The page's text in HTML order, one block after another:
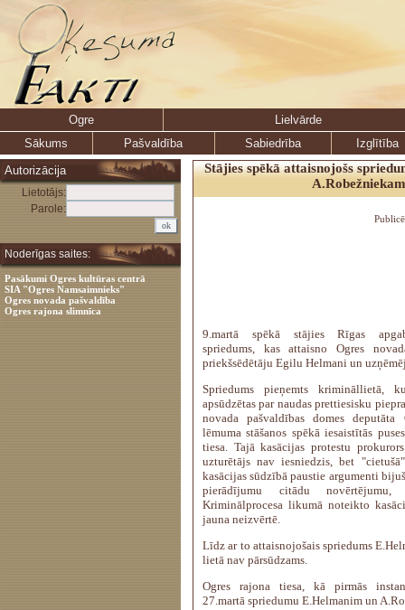
Ogre
Lielvārde
Sākums
Pašvaldība Sabiedrība
Izglītība
Autorizācija
Lietotājs:
Parole:
Noderīgas saites:
Pasākumi Ogres kultūras centrā
SIA "Ogres Namsaimnieks"
Ogres novada pašvaldība
Ogres rajona slimnīca
Stājies spēkā attaisnojošs
9.martā spēkā stājies Rīgas
spriedums, kas attaisno Ogres
priekšsēdētāju Egilu Helmani un
Spriedums pieņemts krimināllietā,
apsūdzētas par naudas prettiesisku
novada pašvaldības domes deputāta
lēmuma stāšanos spēkā iesaistītās
tiesa. Tajā kasācijas protestu
uzturētājs nav iesniedzis, bet
kasācijas sūdzībā paustie argumenti
pierādījumu citādu
Kriminālprocesa likumā noteikto
jauna neizvērtē.
Līdz ar to attaisnojošais spriedums
lietā nav pārsūdzams.
Ogres rajona tiesa, kā pirmās
27.martā spriedumu E.Helmanim un